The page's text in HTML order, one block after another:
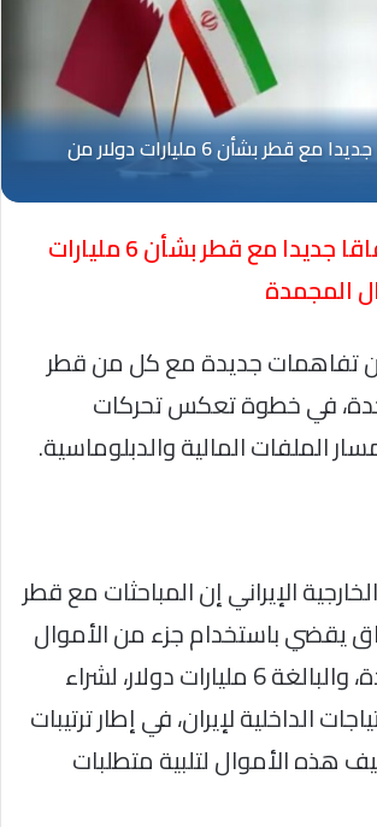
#إيران تعلن اتفاقا جديدا مع قطر بشأن 6 مليارات
المجمدة
تفاهمات جديدة مع كل من قطر
في خطوة تعكس تحركات
الملفات المالية والدبلوماسية.
الإيراني إن المباحثات مع قطر
يقضي باستخدام جزء من الأموال
الإيرانية المجمدة، والبالغة 6 مليارات دولار، لشراء
الداخلية لإيران، في إطار ترتيبات
هذه الأموال لتلبية متطلبات